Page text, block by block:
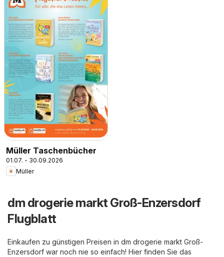
Müller Taschenbücher
01.07. - 30.09.2026
Müller
dm drogerie markt Groß-Enzersdorf
Flugblatt
Einkaufen zu günstigen Preisen in dm drogerie markt Groß-
Enzersdorf war noch nie so einfach! Hier finden Sie das